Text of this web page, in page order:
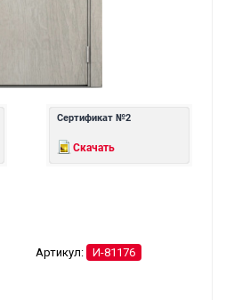
Сертификат №2
Скачать
Артикул: И-81176